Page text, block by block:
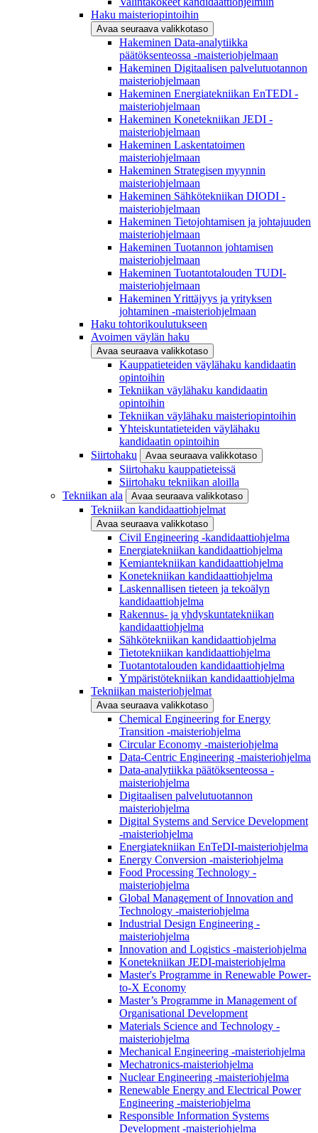
Haku maisteriopintoihin
Avaa seuraava valikkotaso
Hakeminen Data-analytiikka
päätöksenteossa -maisteriohjelmaan
Hakeminen Digitaalisen palvelutuotannon
maisteriohjelmaan
Hakeminen Energiatekniikan EnTEDI -
maisteriohjelmaan
Hakeminen Konetekniikan JEDI -
maisteriohjelmaan
Hakeminen Laskentatoimen
maisteriohjelmaan
Hakeminen Strategisen myynnin
maisteriohjelmaan
Hakeminen Sähkötekniikan DIODI -
maisteriohjelmaan
Hakeminen Tietojohtamisen ja johtajuuden
maisteriohjelmaan
Hakeminen Tuotannon johtamisen
maisteriohjelmaan
Hakeminen Tuotantotalouden TUDI-
maisteriohjelmaan
Hakeminen Yrittäjyys ja yrityksen
johtaminen -maisteriohjelmaan
Haku tohtorikoulutukseen
Avoimen väylän haku
Avaa seuraava valikkotaso
Kauppatieteiden väylähaku kandidaatin
opintoihin
Tekniikan väylähaku kandidaatin
opintoihin
Tekniikan väylähaku maisteriopintoihin
Yhteiskuntatieteiden väylähaku
kandidaatin opintoihin
Siirtohaku
Avaa seuraava valikkotaso
Siirtohaku kauppatieteissä
Siirtohaku tekniikan aloilla
Tekniikan ala
Avaa seuraava valikkotaso
Tekniikan kandidaattiohjelmat
Avaa seuraava valikkotaso
Civil Engineering -kandidaattiohjelma
Energiatekniikan kandidaattiohjelma
Kemiantekniikan kandidaattiohjelma
Konetekniikan kandidaattiohjelma
Laskennallisen tieteen ja tekoälyn
kandidaattiohjelma
Rakennus- ja yhdyskuntatekniikan
kandidaattiohjelma
Sähkötekniikan kandidaattiohjelma
Tietotekniikan kandidaattiohjelma
Tuotantotalouden kandidaattiohjelma
Ympäristötekniikan kandidaattiohjelma
Tekniikan maisteriohjelmat
Avaa seuraava valikkotaso
Chemical Engineering for Energy
Transition -maisteriohjelma
Circular Economy -maisteriohjelma
Data-Centric Engineering -maisteriohjelma
Data-analytiikka päätöksenteossa -
maisteriohjelma
Digitaalisen palvelutuotannon
maisteriohjelma
Digital Systems and Service Development
-maisteriohjelma
Energiatekniikan EnTeDI-maisteriohjelma
Energy Conversion -maisteriohjelma
Food Processing Technology -
maisteriohjelma
Global Management of Innovation and
Technology -maisteriohjelma
Industrial Design Engineering -
maisteriohjelma
Innovation and Logistics -maisteriohjelma
Konetekniikan JEDI-maisteriohjelma
Master's Programme in Renewable Power-
to-X Economy
Master’s Programme in Management of
Organisational Development
Materials Science and Technology -
maisteriohjelma
Mechanical Engineering -maisteriohjelma
Mechatronics-maisteriohjelma
Nuclear Engineering -maisteriohjelma
Renewable Energy and Electrical Power
Engineering -maisteriohjelma
Responsible Information Systems
Development -maisteriohjelma